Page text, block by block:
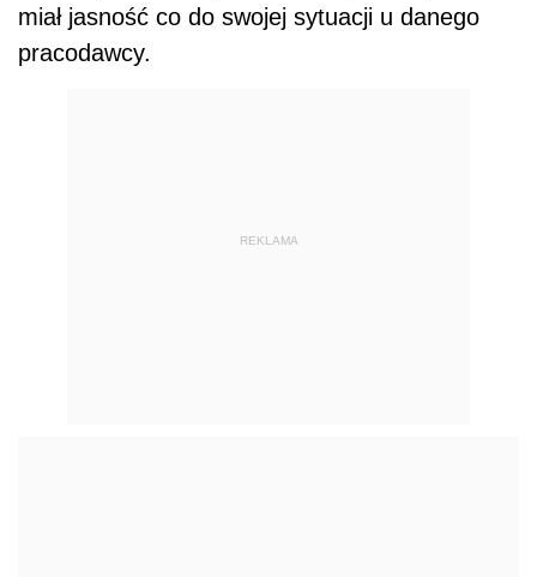
miał jasność co do swojej sytuacji u danego
pracodawcy.
REKLAMA